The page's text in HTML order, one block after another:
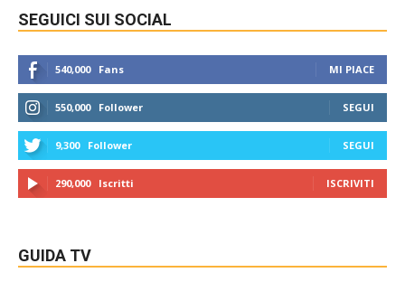
SEGUICI SUI SOCIAL
540,000 Fans MI PIACE
550,000 Follower SEGUI
9,300 Follower SEGUI
290,000 Iscritti ISCRIVITI
GUIDA TV